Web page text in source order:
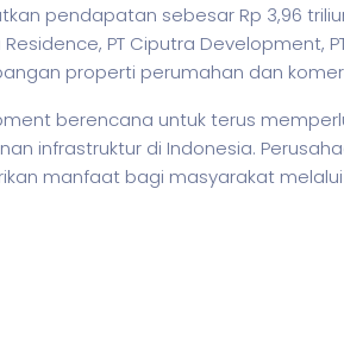
pendapatan sebesar Rp 3,96
Residence, PT Ciputra
properti perumahan dan
berencana untuk terus
infrastruktur di Indonesia.
manfaat bagi masyarakat